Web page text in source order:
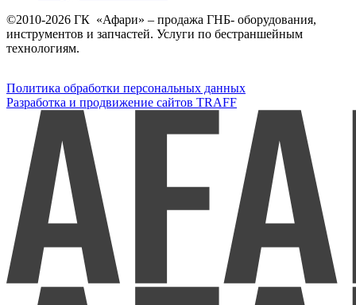
©2010-2026 ГК «Афари» – продажа ГНБ- оборудования,
инструментов и запчастей. Услуги по бестраншейным
технологиям.
Политика обработки персональных данных
Разработка и продвижение сайтов TRAFF